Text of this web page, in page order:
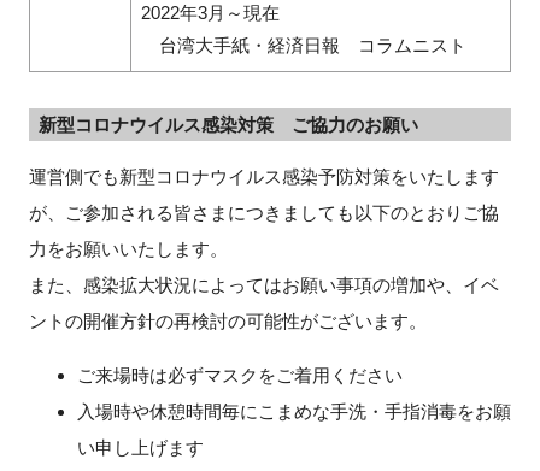
2022年3月～現在
台湾大手紙・経済日報 コラムニスト
新型コロナウイルス感染対策 ご協力のお願い
運営側でも新型コロナウイルス感染予防対策をいたします
が、ご参加される皆さまにつきましても以下のとおりご協
力をお願いいたします。
また、感染拡大状況によってはお願い事項の増加や、イベ
ントの開催方針の再検討の可能性がございます。
ご来場時は必ずマスクをご着用ください
入場時や休憩時間毎にこまめな手洗・手指消毒をお願
い申し上げます